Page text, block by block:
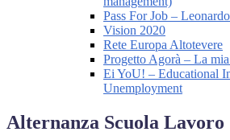
Pass For Job –
Vision 2020
Rete Europa Altotevere
Progetto Agorà – La
Ei YoU! – Educational
Unemployment
Alternanza Scuola Lavoro